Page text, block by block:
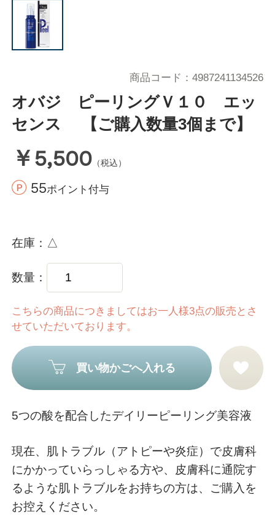
オバジ ピーリングＶ１０ エッ
センス 【ご購入数量3個まで】
5つの酸を配合したデイリーピーリング美容液
￥5,500 （税込）
55ポイント付与
商品コード 4987241134526
在庫 △
数量
こちらの商品につきましてはお一人様3点の販売とさ
せていただいております。
買い物かごへ入れる
現在、肌トラブル（アトピーや炎症）で皮膚科
にかかっていらっしゃる方や、皮膚科に通院す
るような肌トラブルをお持ちの方は、ご購入を
お控えください。